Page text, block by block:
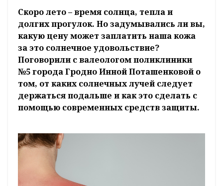
Скоро лето – время солнца, тепла и
долгих прогулок. Но задумывались ли вы,
какую цену может заплатить наша кожа
за это солнечное удовольствие?
Поговорили с валеологом поликлиники
№5 города Гродно Инной Поташенковой о
том, от каких солнечных лучей следует
держаться подальше и как это сделать с
помощью современных средств защиты.